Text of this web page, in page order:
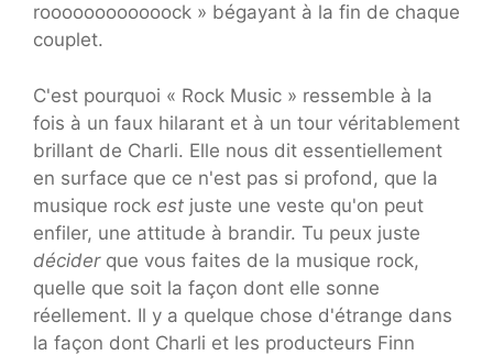
roooooooooooock » bégayant à la fin de chaque
couplet.
C'est pourquoi « Rock Music » ressemble à la
fois à un faux hilarant et à un tour véritablement
brillant de Charli. Elle nous dit essentiellement
en surface que ce n'est pas si profond, que la
musique rock est juste une veste qu'on peut
enfiler, une attitude à brandir. Tu peux juste
déciderque vous faites de la musique rock,
quelle que soit la façon dont elle sonne
réellement. Il y a quelque chose d'étrange dans
la façon dont Charli et les producteurs Finn